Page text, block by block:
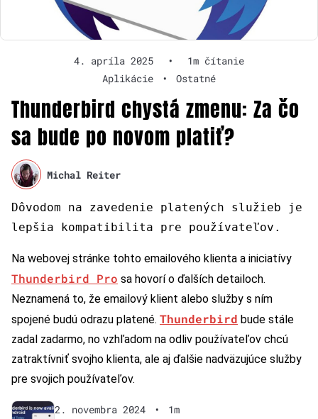
4. apríla 2025 •
1m čítanie
Aplikácie
• Ostatné
Thunderbird chystá zmenu: Za čo
sa bude po novom platiť?
Michal Reiter
Dôvodom na zavedenie platených služieb je
lepšia kompatibilita pre používateľov.
Na webovej stránke tohto emailového klienta a iniciatívy
Thunderbird Pro sa hovorí o ďalších detailoch.
Neznamená to, že emailový klient alebo služby s ním
spojené budú odrazu platené. Thunderbird bude stále
zadal zadarmo, no vzhľadom na odliv používateľov chcú
zatraktívniť svojho klienta, ale aj ďalšie nadväzujúce služby
pre svojich používateľov.
2. novembra 2024 •
1m